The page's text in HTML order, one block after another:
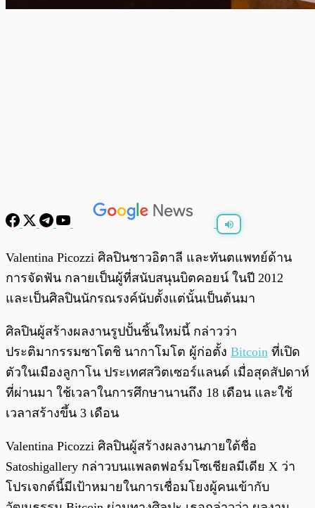
/0:00
Valentina Picozzi ศิลปินชาวอิตาลี และทันตแพทย์ด้าน
การจัดฟัน กลายเป็นผู้ที่สนับสนุนบิตคอยน์ ในปี 2012
และเป็นศิลปินนักรณรงค์นับตั้งแต่นั้นเป็นต้นมา
ศิลปินผู้สร้างผลงานรูปปั้นชิ้นใหม่นี้ กล่าวว่า
ประติมากรรมซาโตชิ นากาโมโต ผู้ก่อตั้ง Bitcoin ที่เปิด
ตัวในเมืองลูกาโน ประเทศสวิตเซอร์แลนด์ เมื่อสุดสัปดาห์
ที่ผ่านมา ใช้เวลาในการศึกษานานถึง 18 เดือน และใช้
เวลาสร้างขึ้น 3 เดือน
Valentina Picozzi ศิลปินผู้สร้างผลงานภายใต้ชื่อ
Satoshigallery กล่าวบนแพลตฟอร์มโซเชียลมีเดีย X ว่า
โปรเจกต์นี้มีเป้าหมายในการเชื่อมโยงผู้คนเข้ากับ